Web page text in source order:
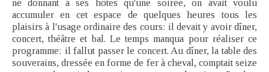
ne donnant à ses hôtes qu'une soirée, on avait voulu
accumuler en cet espace de quelques heures tous les
plaisirs à l'usage ordinaire des cours: il devait y avoir dîner,
concert, théâtre et bal. Le temps manqua pour réaliser ce
programme: il fallut passer le concert. Au dîner, la table des
souverains, dressée en forme de fer à cheval, comptait seize